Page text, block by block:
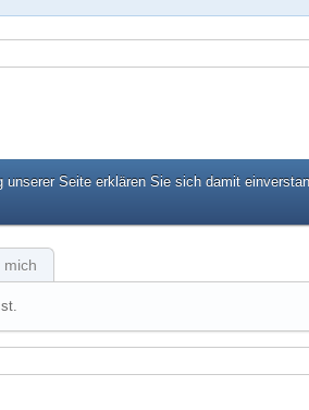
Seite erklären Sie sich damit
mich